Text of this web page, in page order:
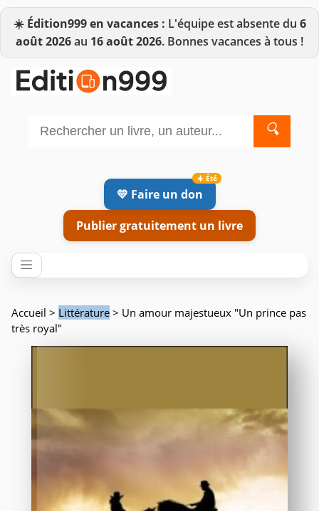
☀️ Édition999 en vacances : L'équipe est absente du 6
août 2026au 16 août 2026. Bonnes vacances à tous !
🔍
💛 Faire un don
Publier gratuitement un livre
Accueil > Littérature > Un amour majestueux "Un prince pas
très royal"